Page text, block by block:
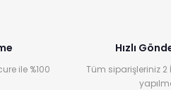
ile %100
Hızlı
Tüm siparişleriniz